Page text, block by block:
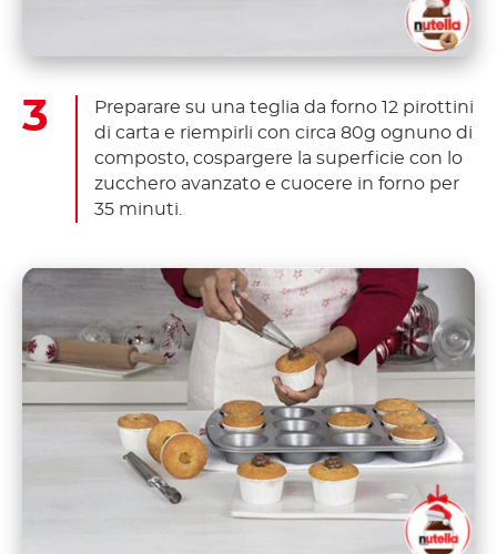
Preparare su una teglia da forno 12 pirottini
di carta e riempirli con circa 80g ognuno di
composto, cospargere la superficie con lo
zucchero avanzato e cuocere in forno per
35 minuti.